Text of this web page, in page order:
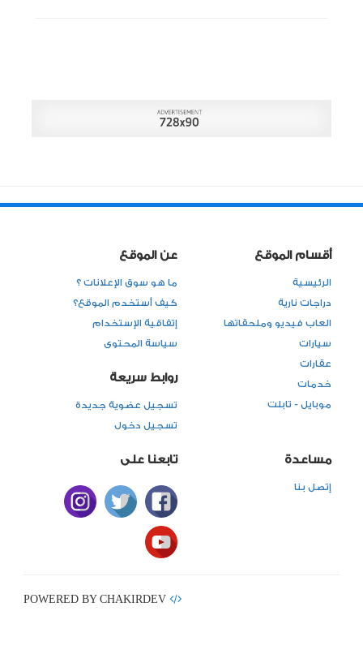
أقسام الموقع
الرئيسية
دراجات نارية
العاب فيديو وملحقاتها
سيارات
عقارات
خدمات
موبايل - تابلت
عن الموقع
ما هو سوق الإعلانات ؟
كيف أستخدم الموقع؟
إتفاقية الإستخدام
سياسة المحتوى
روابط سريعة
تسجيل عضوية جديدة
تسجيل دخول
مساعدة
إتصل بنا
تابعنا على